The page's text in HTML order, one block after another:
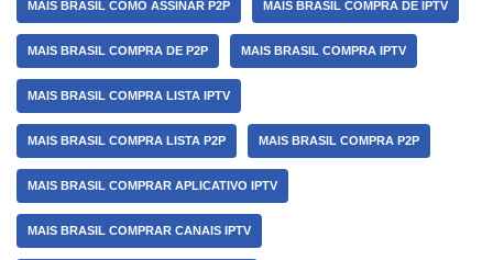
MAIS BRASIL COMO ASSINAR P2P MAIS BRASIL COMPRA DE IPTV
MAIS BRASIL COMPRA DE P2P MAIS BRASIL COMPRA IPTV
MAIS BRASIL COMPRA LISTA IPTV
MAIS BRASIL COMPRA LISTA P2P MAIS BRASIL COMPRA P2P
MAIS BRASIL COMPRAR APLICATIVO IPTV
MAIS BRASIL COMPRAR CANAIS IPTV